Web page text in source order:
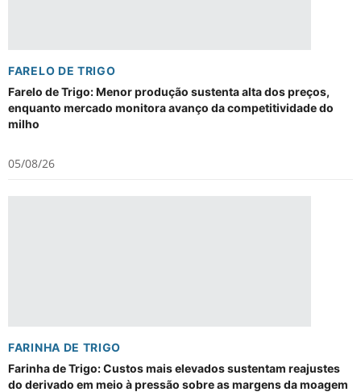
FARELO DE TRIGO
Farelo de Trigo: Menor produção sustenta alta dos preços,
enquanto mercado monitora avanço da competitividade do
milho
05/08/26
FARINHA DE TRIGO
Farinha de Trigo: Custos mais elevados sustentam reajustes
do derivado em meio à pressão sobre as margens da moagem